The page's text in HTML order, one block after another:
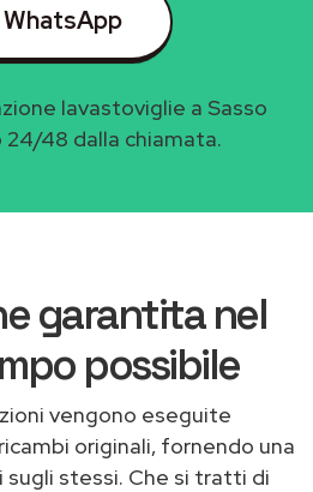
WhatsApp
lavastoviglie a Sasso
24/48 dalla chiamata.
garantita nel
possibile
vengono eseguite
originali, fornendo una
sugli stessi. Che si tratti di